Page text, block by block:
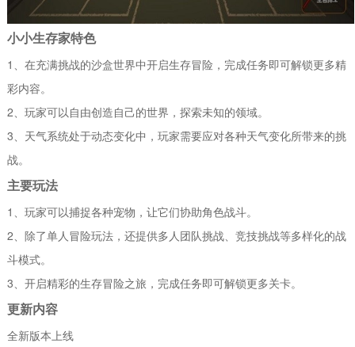
小小生存家特色
1、在充满挑战的沙盒世界中开启生存冒险，完成任务即可解锁更多精
彩内容。
2、玩家可以自由创造自己的世界，探索未知的领域。
3、天气系统处于动态变化中，玩家需要应对各种天气变化所带来的挑
战。
主要玩法
1、玩家可以捕捉各种宠物，让它们协助角色战斗。
2、除了单人冒险玩法，还提供多人团队挑战、竞技挑战等多样化的战
斗模式。
3、开启精彩的生存冒险之旅，完成任务即可解锁更多关卡。
更新内容
全新版本上线